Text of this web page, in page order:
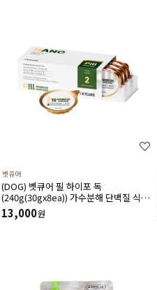
벳큐어
(DOG) 벳큐어 필 하이포 독
(240g(30gx8ea)) 가수분해 단백질 식이
알러지 투약보조 저지방 저나트륨 습식 캔
13,000원